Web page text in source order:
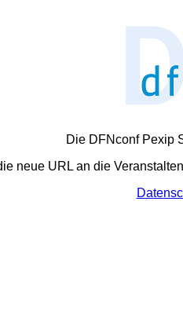
Die DFNconf Pexip
neue URL an die